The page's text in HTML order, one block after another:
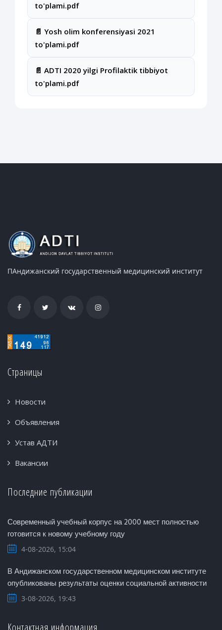
to'plami.pdf
📄 Yosh olim konferensiyasi 2021
to'plami.pdf
📄 ADTI 2020 yilgi Profilaktik tibbiyot
to'plami.pdf
ПАндижанский государственный медицинский институт
Страницы
Новости
Объявления
Устав АДТИ
Вакансии
Последние публикации
Современный учебный корпус на 2000 мест полностью
готовится к новому учебному году
4-08-2026, 15:04
В Андижанском государственном медицинском институте
опубликованы результаты оценки социальной активности
3-08-2026, 19:43
Контактная информация